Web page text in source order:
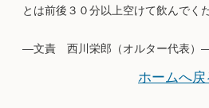
とは前後３０分以上空けて飲んでく
―文責 西川栄郎（オルター代表）
ホームへ戻